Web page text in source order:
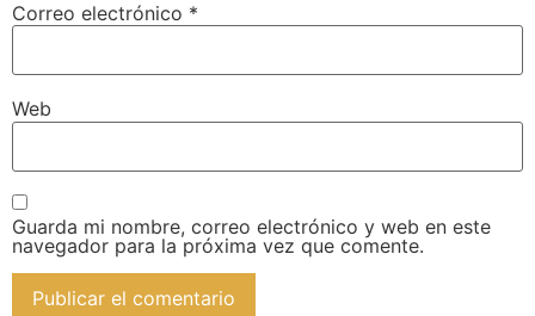
Correo electrónico *
Web
Guarda mi nombre, correo electrónico y web en este
navegador para la próxima vez que comente.